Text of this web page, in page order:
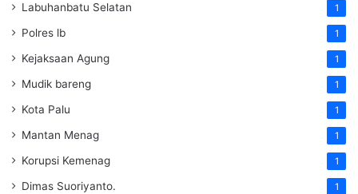
Labuhanbatu Selatan 1
Polres lb 1
Kejaksaan Agung 1
Mudik bareng 1
Kota Palu 1
Mantan Menag 1
Korupsi Kemenag 1
Dimas Suoriyanto. 1